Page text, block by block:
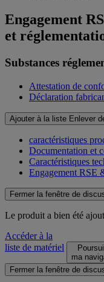
Engagement
et
Substances
Attestation de
Déclaration
Ajouter à la liste Enlever
caractéristiques
Documentation et
Caractéristiques
Engagement RSE
Fermer la fenêtre de
Le produit a bien été
Accéder à la
liste de matériel
ma
Fermer la fenêtre de